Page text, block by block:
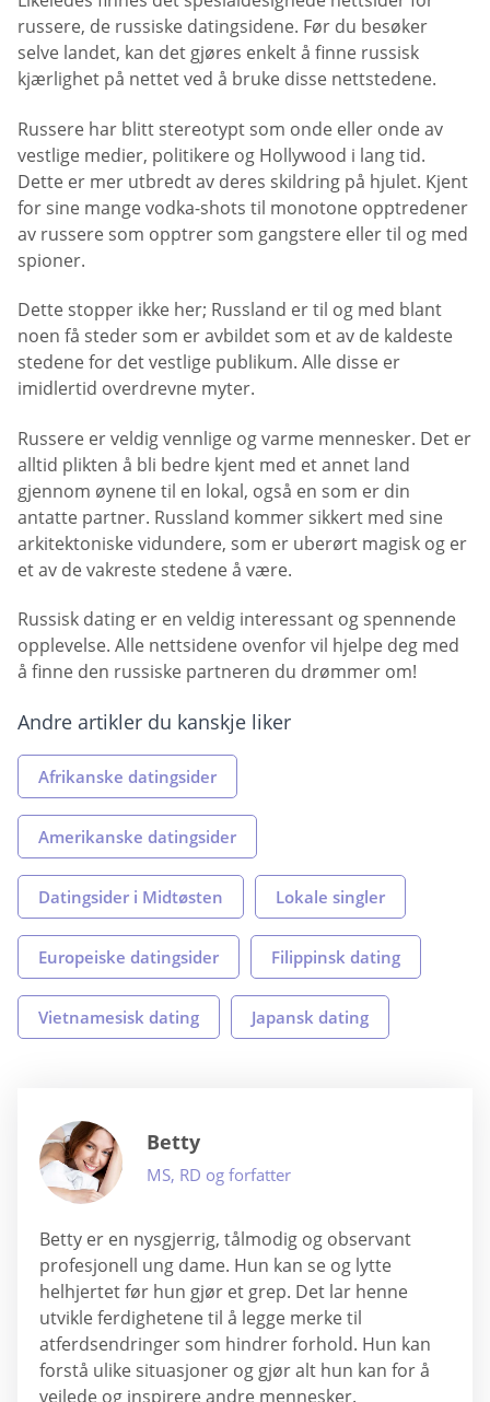
russere, de russiske datingsidene. Før du besøker
selve landet, kan det gjøres enkelt å finne russisk
kjærlighet på nettet ved å bruke disse nettstedene.
Russere har blitt stereotypt som onde eller onde av
vestlige medier, politikere og Hollywood i lang tid.
Dette er mer utbredt av deres skildring på hjulet. Kjent
for sine mange vodka-shots til monotone opptredener
av russere som opptrer som gangstere eller til og med
spioner.
Dette stopper ikke her; Russland er til og med blant
noen få steder som er avbildet som et av de kaldeste
stedene for det vestlige publikum. Alle disse er
imidlertid overdrevne myter.
Russere er veldig vennlige og varme mennesker. Det er
alltid plikten å bli bedre kjent med et annet land
gjennom øynene til en lokal, også en som er din
antatte partner. Russland kommer sikkert med sine
arkitektoniske vidundere, som er uberørt magisk og er
et av de vakreste stedene å være.
Russisk dating er en veldig interessant og spennende
opplevelse. Alle nettsidene ovenfor vil hjelpe deg med
å finne den russiske partneren du drømmer om!
Andre artikler du kanskje liker
Afrikanske datingsider
Amerikanske datingsider
Datingsider i Midtøsten Lokale singler
Europeiske datingsider Filippinsk dating
Vietnamesisk dating Japansk dating
Betty
MS, RD og forfatter
Betty er en nysgjerrig, tålmodig og observant
profesjonell ung dame. Hun kan se og lytte
helhjertet før hun gjør et grep. Det lar henne
utvikle ferdighetene til å legge merke til
atferdsendringer som hindrer forhold. Hun kan
forstå ulike situasjoner og gjør alt hun kan for å
veilede og inspirere andre mennesker.